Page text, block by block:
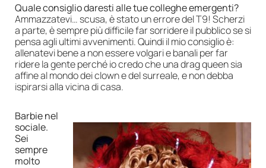
Quale consiglio daresti alle tue colleghe emergenti?
Ammazzatevi… scusa, è stato un errore del T9! Scherzi
a parte, è sempre più difficile far sorridere il pubblico se si
pensa agli ultimi avvenimenti. Quindi il mio consiglio è:
allenatevi bene a non essere volgari e banali per far
ridere la gente perché io credo che una drag queen sia
affine al mondo dei clown e del surreale, e non debba
ispirarsi alla vicina di casa.
Barbie nel
sociale.
Sei
sempre
molto